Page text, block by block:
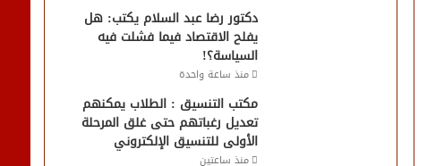
دكتور رضا عبد السلام يكتب: هل
يفلح الاقتصاد فيما فشلت فيه
السياسة؟!
منذ ساعة واحدة
مكتب التنسيق : الطلاب يمكنهم
تعديل رغباتهم حتى غلق المرحلة
الأولى للتنسيق الإلكتروني
منذ ساعتين